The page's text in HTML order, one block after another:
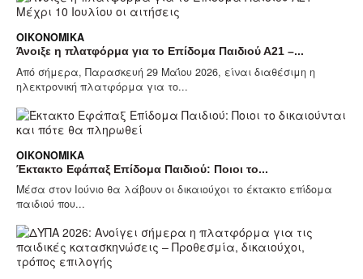
ΟΙΚΟΝΟΜΙΚΆ
Άνοιξε η πλατφόρμα για το Επίδομα Παιδιού Α21 –...
Από σήμερα, Παρασκευή 29 Μαΐου 2026, είναι διαθέσιμη η
ηλεκτρονική πλατφόρμα για το...
ΟΙΚΟΝΟΜΙΚΆ
Έκτακτο Εφάπαξ Επίδομα Παιδιού: Ποιοι το...
Μέσα στον Ιούνιο θα λάβουν οι δικαιούχοι το έκτακτο επίδομα
παιδιού που...